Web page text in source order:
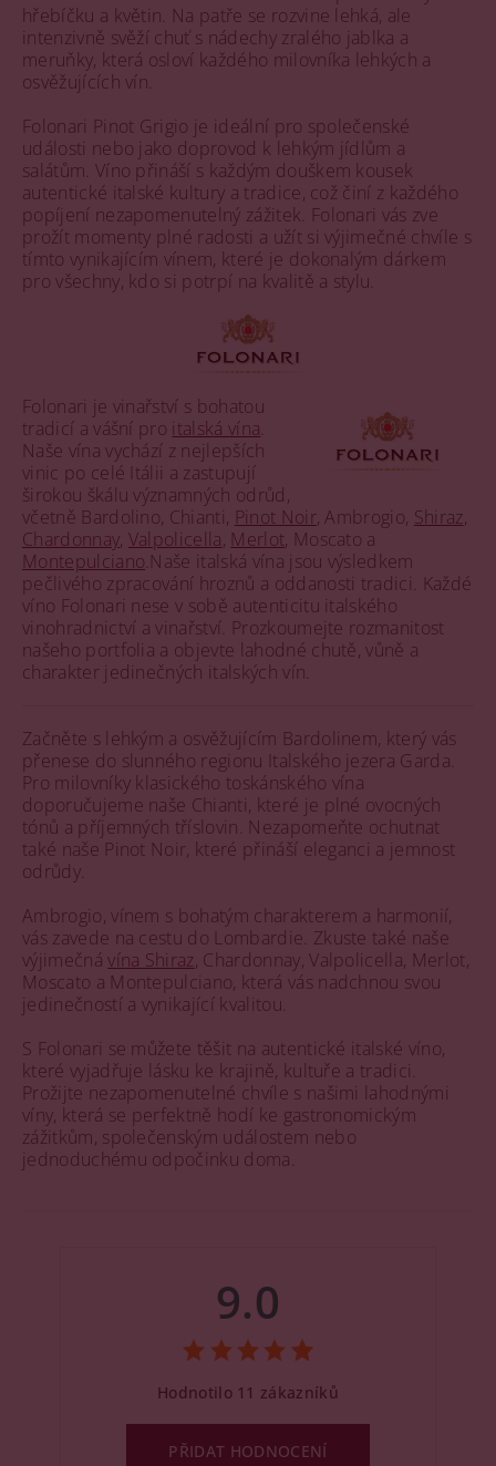
hřebíčku a květin. Na patře se rozvine lehká, ale
intenzivně svěží chuť s nádechy zralého jablka a
meruňky, která osloví každého milovníka lehkých a
osvěžujících vín.
Folonari Pinot Grigio je ideální pro společenské
události nebo jako doprovod k lehkým jídlům a
salátům. Víno přináší s každým douškem kousek
autentické italské kultury a tradice, což činí z každého
popíjení nezapomenutelný zážitek. Folonari vás zve
prožít momenty plné radosti a užít si výjimečné chvíle s
tímto vynikajícím vínem, které je dokonalým dárkem
pro všechny, kdo si potrpí na kvalitě a stylu.
Folonari je vinařství s bohatou
tradicí a vášní pro italská vína
Naše vína vychází z nejlepších
vinic po celé Itálii a zastupují
širokou škálu významných odrůd,
včetně Bardolino, Chianti, Pinot Noir, Ambrogio, Shiraz,
Chardonnay, Valpolicella, Merlot, Moscato a
Montepulciano .Naše italská vína jsou výsledkem
pečlivého zpracování hroznů a oddanosti tradici. Každé
víno Folonari nese v sobě autenticitu italského
vinohradnictví a vinařství. Prozkoumejte rozmanitost
našeho portfolia a objevte lahodné chutě, vůně a
charakter jedinečných italských vín.
Začněte s lehkým a osvěžujícím Bardolinem, který vás
přenese do slunného regionu Italského jezera Garda.
Pro milovníky klasického toskánského vína
doporučujeme naše Chianti, které je plné ovocných
tónů a příjemných tříslovin. Nezapomeňte ochutnat
také naše Pinot Noir, které přináší eleganci a jemnost
odrůdy.
Ambrogio, vínem s bohatým charakterem a harmonií,
vás zavede na cestu do Lombardie. Zkuste také naše
výjimečnávína Shiraz, Chardonnay, Valpolicella, Merlot,
Moscato a Montepulciano, která vás nadchnou svou
jedinečností a vynikající kvalitou.
S Folonari se můžete těšit na autentické italské víno,
které vyjadřuje lásku ke krajině, kultuře a tradici.
Prožijte nezapomenutelné chvíle s našimi lahodnými
víny, která se perfektně hodí ke gastronomickým
zážitkům, společenským událostem nebo
jednoduchému odpočinku doma.
9.0
Hodnotilo 11 zákazníků
PŘIDAT HODNOCENÍ